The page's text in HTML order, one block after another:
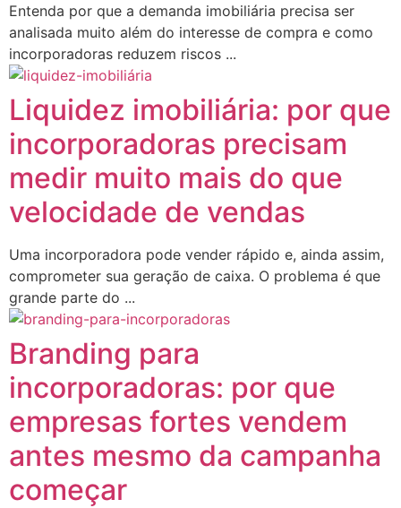
Entenda por que a demanda imobiliária precisa ser
analisada muito além do interesse de compra e como
incorporadoras reduzem riscos ...
Liquidez imobiliária: por que
incorporadoras precisam
medir muito mais do que
velocidade de vendas
Uma incorporadora pode vender rápido e, ainda assim,
comprometer sua geração de caixa. O problema é que
grande parte do ...
Branding para
incorporadoras: por que
empresas fortes vendem
antes mesmo da campanha
começar